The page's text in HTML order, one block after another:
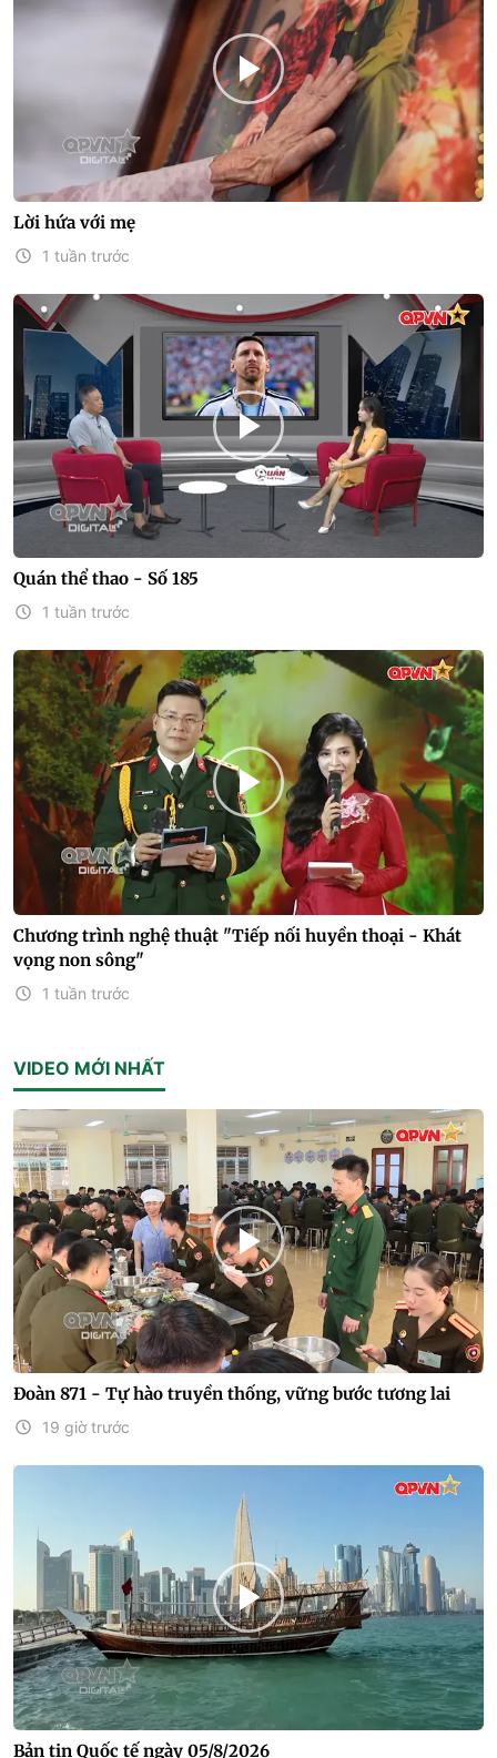
Lời hứa với mẹ
1 tuần trước
Quán thể thao - Số 185
1 tuần trước
Chương trình nghệ thuật "Tiếp nối huyền thoại - Khát
vọng non sông"
1 tuần trước
VIDEO MỚI NHẤT
Đoàn 871 - Tự hào truyền thống, vững bước tương lai
19 giờ trước
Bản tin Quốc tế ngày 05/8/2026